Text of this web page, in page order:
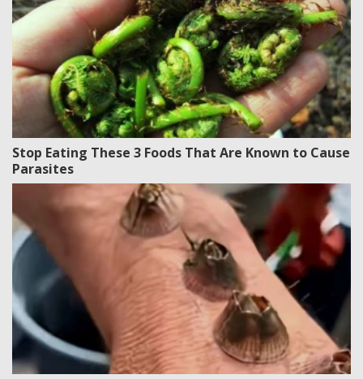
Stop Eating These 3 Foods That Are Known to Cause
Parasites